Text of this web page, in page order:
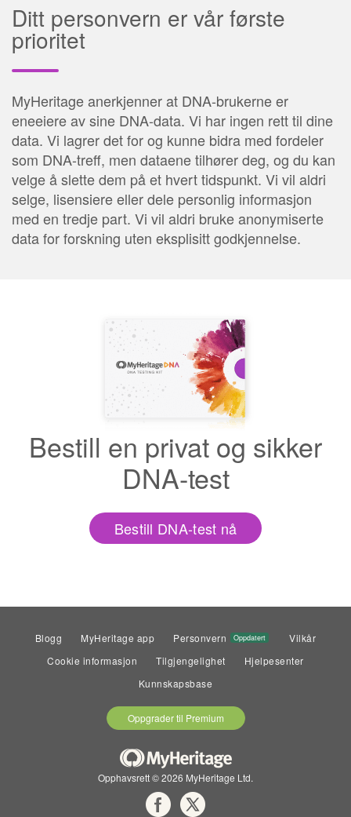
Ditt personvern er vår første
prioritet
MyHeritage anerkjenner at DNA-brukerne er
eneeiere av sine DNA-data. Vi har ingen rett til dine
data. Vi lagrer det for og kunne bidra med fordeler
som DNA-treff, men dataene tilhører deg, og du kan
velge å slette dem på et hvert tidspunkt. Vi vil aldri
selge, lisensiere eller dele personlig informasjon
med en tredje part. Vi vil aldri bruke anonymiserte
data for forskning uten eksplisitt godkjennelse.
Bestill en privat og sikker
DNA-test
Bestill DNA-test nå
Blogg MyHeritage app Personvern Oppdatert
Vilkår
Cookie informasjon
Tilgjengelighet
Hjelpesenter
Kunnskapsbase
Oppgrader til Premium
Opphavsrett © 2026 MyHeritage Ltd.